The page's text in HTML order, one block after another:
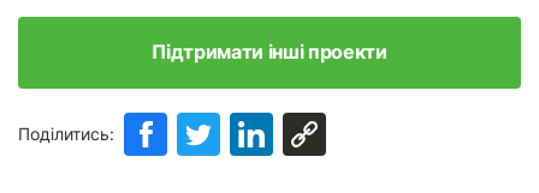
Підтримати інші проекти
Поділитись: